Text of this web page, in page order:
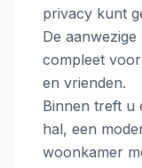
privacy kunt
De
compleet
en vrienden.
Binnen treft u
hal, een
woonkamer